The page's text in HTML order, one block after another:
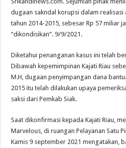
dugaan sakndal korupsi dalam realisasi
tahun 2014-2015, sebesar Rp 57 miliar
“dikondisikan”. 9/9/2021.
Diketahui penanganan kasus ini telah
Dibawah kepemimpinan Kajati Riau
M.H, dugaan penyimpangan dana
2015 itu telah dilakukan upaya
saksi dari Pemkab Siak.
Saat dikonfirmasi kepada Kajati Riau,
Marvelous, di ruangan Pelayanan Satu
Kamis 9 september 2021 mengatakan,